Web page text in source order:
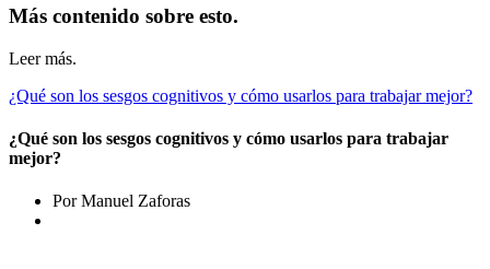
Más contenido sobre esto.
Leer más.
¿Qué son los sesgos cognitivos y cómo usarlos para trabajar mejor?
¿Qué son los sesgos cognitivos y cómo usarlos para trabajar
mejor?
Por Manuel Zaforas